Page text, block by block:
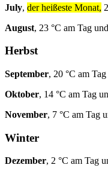
July, der heißeste Monat,
August, 23 °C am Tag
Herbst
September, 20 °C am
Oktober, 14 °C am Tag
November, 7 °C am Tag
Winter
Dezember, 2 °C am Tag